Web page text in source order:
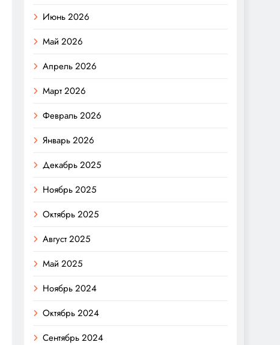
Июнь 2026
Май 2026
Апрель 2026
Март 2026
Февраль 2026
Январь 2026
Декабрь 2025
Ноябрь 2025
Октябрь 2025
Август 2025
Май 2025
Ноябрь 2024
Октябрь 2024
Сентябрь 2024